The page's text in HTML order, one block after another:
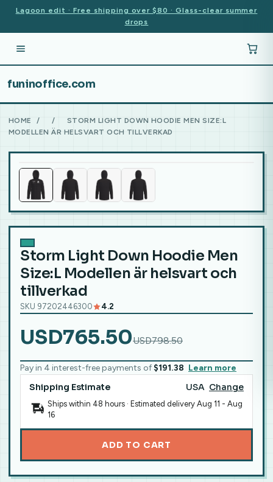
Lagoon edit · Free shipping over $80 · Glass-clear summer
drops
funinoffice.com
HOME / /
STORM LIGHT DOWN HOODIE MEN SIZE:L
MODELLEN ÄR HELSVART OCH TILLVERKAD
Storm Light Down Hoodie Men
Size:L Modellen är helsvart och
tillverkad
SKU 97202446300 4.2
USD765.50USD798.50
Pay in 4 interest-free payments of $191.38 Learn more
Shipping Estimate USA Change
Ships within 48 hours · Estimated delivery Aug 11 - Aug
16
ADD TO CART